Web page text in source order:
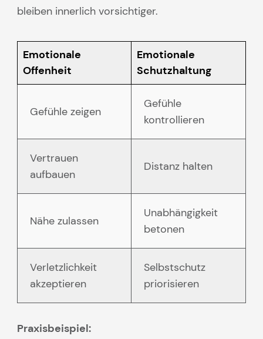
bleiben innerlich vorsichtiger.
Emotionale
Offenheit
Emotionale
Schutzhaltung
Gefühle zeigen
Gefühle
kontrollieren
Vertrauen
aufbauen
Distanz halten
Nähe zulassen
Unabhängigkeit
betonen
Verletzlichkeit
akzeptieren
Selbstschutz
priorisieren
Praxisbeispiel: